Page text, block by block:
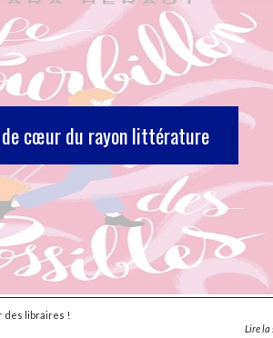
de cœur du rayon littérature
des libraires !
Lire la